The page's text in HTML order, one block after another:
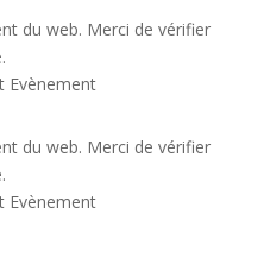
du web. Merci de vérifier
Evènement
du web. Merci de vérifier
Evènement